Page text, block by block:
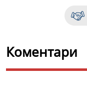
Коментари